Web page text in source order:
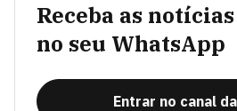
Receba as
no seu WhatsApp
Entrar no canal